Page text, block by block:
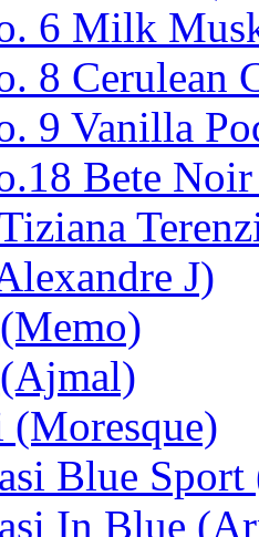
6 Milk
8 Cerulean
9 Vanilla
Bete
J)
Blue
In Blue